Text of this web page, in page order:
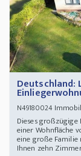
Deutschland:
N49180024
Dieses großzügige
einer Wohnfläche
eine große Familie
Ihnen zehn